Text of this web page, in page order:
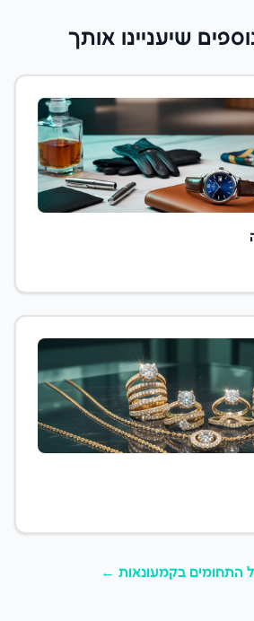
שיעניינו אותך
התחומים בקמעונאות ←